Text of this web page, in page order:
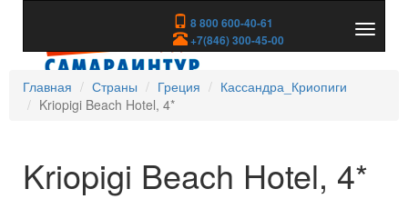
8 800 600-40-61
+7(846) 300-45-00
скрыть
Главная
Страны Греция
Кассандра_Криопиги
Kriopigi Beach Hotel, 4*
Kriopigi Beach Hotel, 4*